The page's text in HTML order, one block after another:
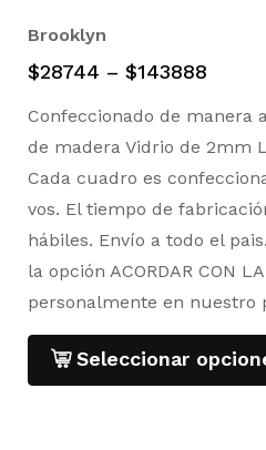
Brooklyn
$28744 – $143888
Confeccionado de manera
de madera Vidrio de 2mm
Cada cuadro es
vos. El tiempo de
hábiles. Envío a todo el
la opción ACORDAR CON
personalmente en
Seleccionar